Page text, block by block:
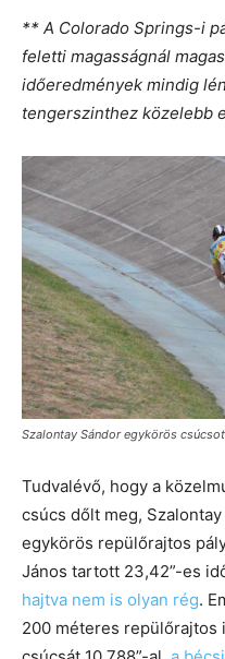
** A Colorado Springs-i
feletti magasságnál
időeredmények mindig
tengerszinthez közelebb
Szalontay Sándor egykörös
Tudvalévő, hogy a
csúcs dőlt meg,
egykörös repülőrajtos
János tartott 23,42”-es
hajtva nem is olyan rég.
200 méteres repülőrajtos